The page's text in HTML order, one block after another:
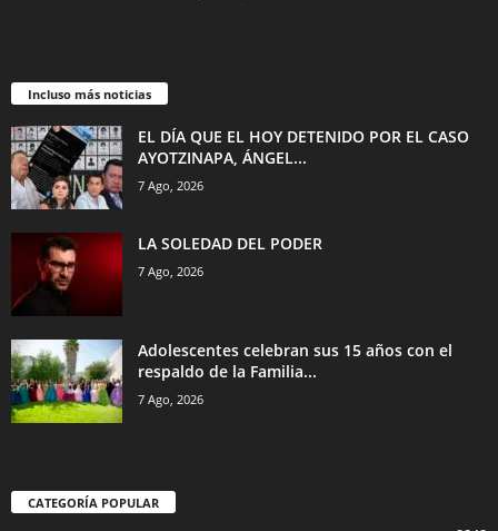
Incluso más noticias
EL DÍA QUE EL HOY DETENIDO POR EL CASO
AYOTZINAPA, ÁNGEL...
7 Ago, 2026
LA SOLEDAD DEL PODER
7 Ago, 2026
Adolescentes celebran sus 15 años con el
respaldo de la Familia...
7 Ago, 2026
CATEGORÍA POPULAR